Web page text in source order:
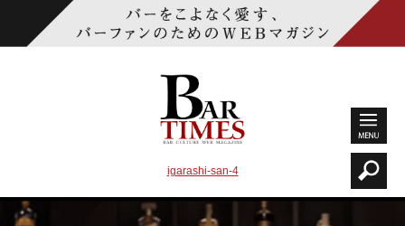
igarashi-san-4